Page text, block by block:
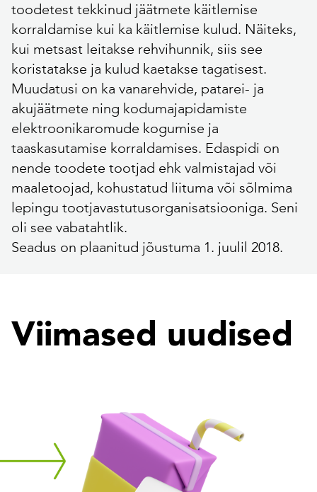
toodetest tekkinud jäätmete käitlemise
korraldamise kui ka käitlemise kulud. Näiteks,
kui metsast leitakse rehvihunnik, siis see
koristatakse ja kulud kaetakse tagatisest.
Muudatusi on ka vanarehvide, patarei- ja
akujäätmete ning kodumajapidamiste
elektroonikaromude kogumise ja
taaskasutamise korraldamises. Edaspidi on
nende toodete tootjad ehk valmistajad või
maaletoojad, kohustatud liituma või sõlmima
lepingu tootjavastutusorganisatsiooniga. Seni
oli see vabatahtlik.
Seadus on plaanitud jõustuma 1. juulil 2018.
Viimased uudised